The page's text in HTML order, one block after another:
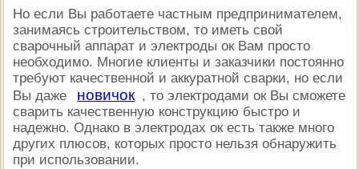
Но если Вы работаете частным предпринимателем,
занимаясь строительством, то иметь свой
сварочный аппарат и электроды ок Вам просто
необходимо. Многие клиенты и заказчики постоянно
требуют качественной и аккуратной сварки, но если
Вы даже
новичок , то электродами ок Вы сможете
сварить качественную конструкцию быстро и
надежно. Однако в электродах ок есть также много
других плюсов, которых просто нельзя обнаружить
при использовании.